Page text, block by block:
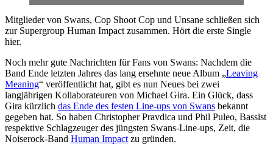
Mitglieder von Swans, Cop Shoot Cop und Unsane schließen sich
zur Supergroup Human Impact zusammen. Hört die erste Single
hier.
Noch mehr gute Nachrichten für Fans von Swans: Nachdem die
Band Ende letzten Jahres das lang ersehnte neue Album „Leaving
Meaning“ veröffentlicht hat, gibt es nun Neues bei zwei
langjährigen Kollaborateuren von Michael Gira. Ein Glück, dass
Gira kürzlich das Ende des festen Line-ups von Swans bekannt
gegeben hat. So haben Christopher Pravdica und Phil Puleo, Bassist
respektive Schlagzeuger des jüngsten Swans-Line-ups, Zeit, die
Noiserock-Band Human Impact zu gründen.